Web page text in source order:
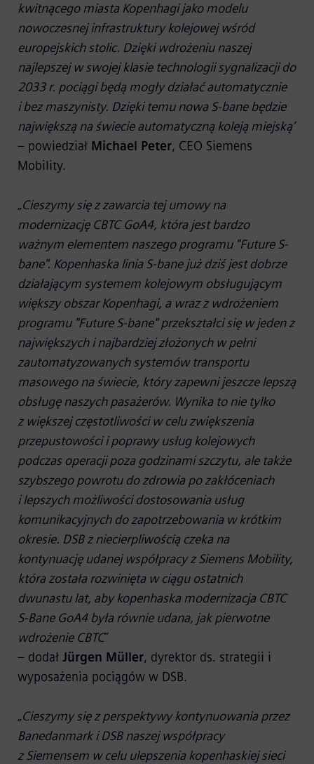
kwitnącego miasta Kopenhagi jako modelu
nowoczesnej infrastruktury kolejowej wśród
europejskich stolic. Dzięki wdrożeniu naszej
najlepszej w swojej klasie technologii sygnalizacji do
2033 r. pociągi będą mogły działać automatycznie
i bez maszynisty. Dzięki temu nowa S-bane będzie
największą na świecie automatyczną koleją miejską”
– powiedział Michael Peter, CEO Siemens
Mobility.
„Cieszymy się z zawarcia tej umowy na
modernizację CBTC GoA4, która jest bardzo
ważnym elementem naszego programu "Future S-
bane". Kopenhaska linia S-bane już dziś jest dobrze
działającym systemem kolejowym obsługującym
większy obszar Kopenhagi, a wraz z wdrożeniem
programu "Future S-bane" przekształci się w jeden z
największych i najbardziej złożonych w pełni
zautomatyzowanych systemów transportu
masowego na świecie, który zapewni jeszcze lepszą
obsługę naszych pasażerów. Wynika to nie tylko
z większej częstotliwości w celu zwiększenia
przepustowości i poprawy usług kolejowych
podczas operacji poza godzinami szczytu, ale także
szybszego powrotu do zdrowia po zakłóceniach
i lepszych możliwości dostosowania usług
komunikacyjnych do zapotrzebowania w krótkim
okresie. DSB z niecierpliwością czeka na
kontynuację udanej współpracy z Siemens Mobility,
która została rozwinięta w ciągu ostatnich
dwunastu lat, aby kopenhaska modernizacja CBTC
S-Bane GoA4 była równie udana, jak pierwotne
wdrożenie CBTC”
– dodał Jürgen Müller, dyrektor ds. strategii i
wyposażenia pociągów w DSB.
„Cieszymy się z perspektywy kontynuowania przez
Banedanmark i DSB naszej współpracy
z Siemensem w celu ulepszenia kopenhaskiej sieci